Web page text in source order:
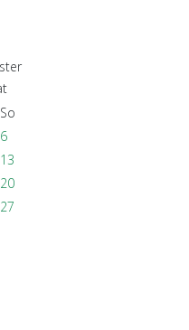
So
6
13
20
27